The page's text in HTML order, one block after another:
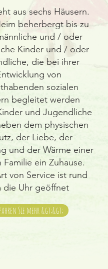
aus sechs Häusern.
beherbergt bis zu
und / oder
Kinder und / oder
die bei ihrer
von
sozialen
begleitet werden
und Jugendliche
dem physischen
der Liebe, der
und der Wärme einer
Familie ein Zuhause.
von Service ist rund
die Uhr geöffnet
Sie mehr &gt;&gt;